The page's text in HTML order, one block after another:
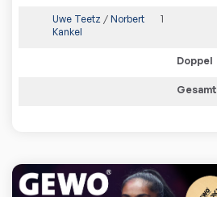
Uwe Teetz / Norbert
Kankel
1
Doppel
Gesamt